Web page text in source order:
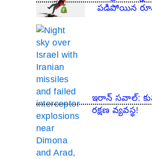
పడిపోయిన
ఇరాన్ సవాల్:
రక్షణ వ్యవస్థ!